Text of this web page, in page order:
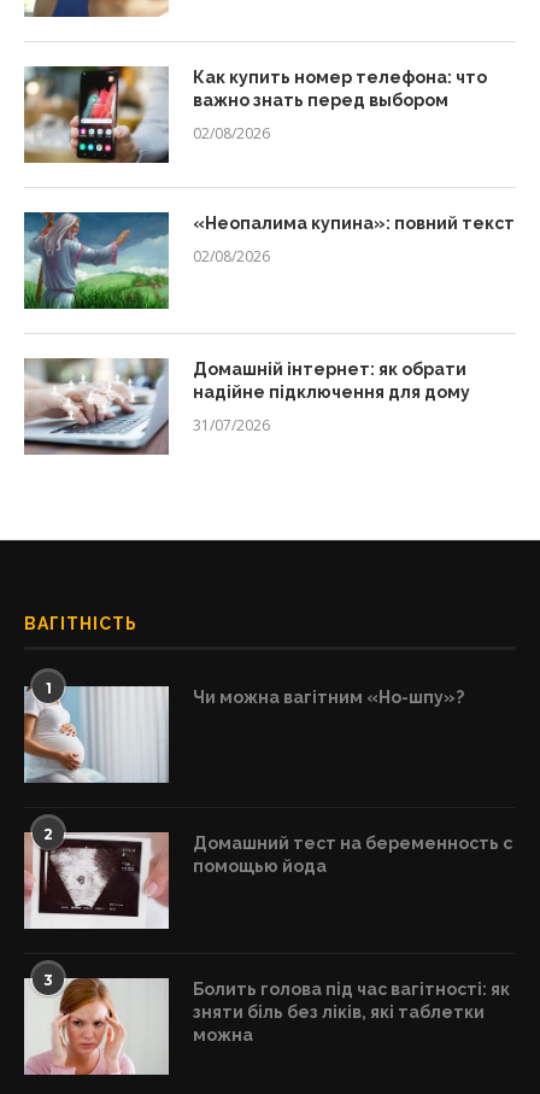
Как купить номер телефона: что
важно знать перед выбором
02/08/2026
«Неопалима купина»: повний текст
02/08/2026
Домашній інтернет: як обрати
надійне підключення для дому
31/07/2026
ВАГІТНІСТЬ
1 Чи можна вагітним «Но-шпу»?
2
Домашний тест на беременность с
помощью йода
3
Болить голова під час вагітності: як
зняти біль без ліків, які таблетки
можна